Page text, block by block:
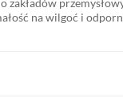
zakładów
na wilgoć i